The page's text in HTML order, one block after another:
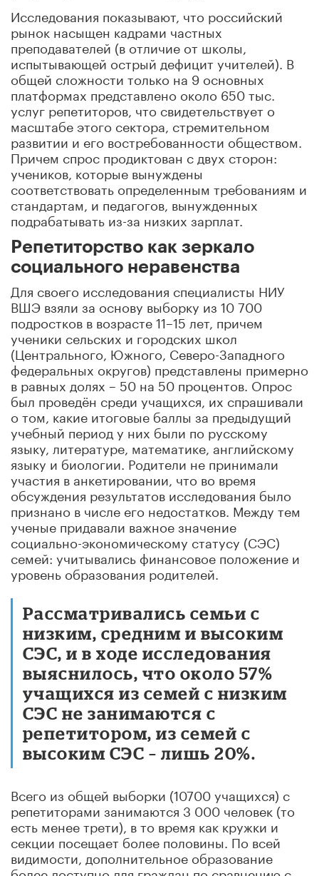
Исследования показывают, что российский
рынок насыщен кадрами частных
преподавателей (в отличие от школы,
испытывающей острый дефицит учителей). В
общей сложности только на 9 основных
платформах представлено около 650 тыс.
услуг репетиторов, что свидетельствует о
масштабе этого сектора, стремительном
развитии и его востребованности обществом.
Причем спрос продиктован с двух сторон:
учеников, которые вынуждены
соответствовать определенным требованиям и
стандартам, и педагогов, вынужденных
подрабатывать из-за низких зарплат.
Репетиторство как зеркало
социального неравенства
Для своего исследования специалисты НИУ
ВШЭ взяли за основу выборку из 10 700
подростков в возрасте 11–15 лет, причем
ученики сельских и городских школ
(Центрального, Южного, Северо-Западного
федеральных округов) представлены примерно
в равных долях – 50 на 50 процентов. Опрос
был проведён среди учащихся, их спрашивали
о том, какие итоговые баллы за предыдущий
учебный период у них были по русскому
языку, литературе, математике, английскому
языку и биологии. Родители не принимали
участия в анкетировании, что во время
обсуждения результатов исследования было
признано в числе его недостатков. Между тем
ученые придавали важное значение
социально-экономическому статусу (СЭС)
семей: учитывались финансовое положение и
уровень образования родителей.
Рассматривались семьи с
низким, средним и высоким
СЭС, и в ходе исследования
выяснилось, что около 57%
учащихся из семей с низким
СЭС не занимаются с
репетитором, из семей с
высоким СЭС – лишь 20%.
Всего из общей выборки (10700 учащихся) с
репетиторами занимаются 3 000 человек (то
есть менее трети), в то время как кружки и
секции посещает более половины. По всей
видимости, дополнительное образование